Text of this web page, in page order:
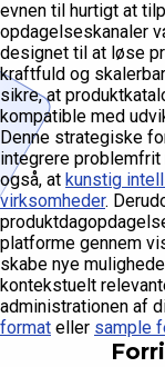
evnen til hurtigt at
opdagelseskanaler
designet til at løse
kraftfuld og
sikre, at
kompatible med
Denne strategiske
integrere problemfrit
også, at kunstig
virksomheder.
platforme gennem
skabe nye
kontekstuelt
administrationen af
format eller sample